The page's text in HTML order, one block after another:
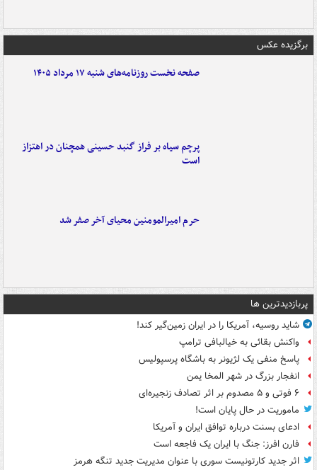
برگزیده عکس
صفحه نخست روزنامه‌های شنبه ۱۷ مرداد ۱۴۰۵
پرچم سیاه بر فراز گنبد حسینی همچنان در اهتزاز
است
حرم امیرالمومنین محیای آخر صفر شد
پربازدیدترین ها
شاید روسیه، آمریکا را در ایران زمین‌گیر کند!
واکنش بقائی به خیالبافی ترامپ
پاسخ منفی یک لژیونر به باشگاه پرسپولیس
انفجار بزرگ در شهر المخا یمن
۶ فوتی و ۵ مصدوم بر اثر تصادف زنجیره‌ای
ماموریت در حال پایان است!
ادعای بسنت درباره توافق ایران و آمریکا
فارن افرز: جنگ با ایران یک فاجعه است
اثر جدید کارتونیست سوری با عنوان مدیریت جدید تنگه هرمز